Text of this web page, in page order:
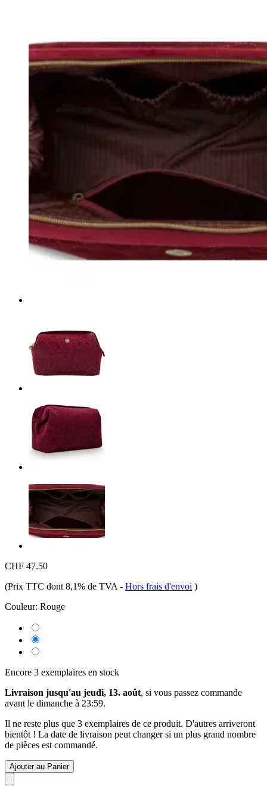
CHF 47.50
(Prix TTC dont 8,1% de TVA - Hors frais d'envoi )
Couleur: Rouge
Encore 3 exemplaires en stock
Livraison jusqu'au jeudi, 13. août, si vous passez commande
avant le dimanche à 23:59.
Il ne reste plus que 3 exemplaires de ce produit. D'autres arriveront
bientôt ! La date de livraison peut changer si un plus grand nombre
de pièces est commandé.
Ajouter au Panier